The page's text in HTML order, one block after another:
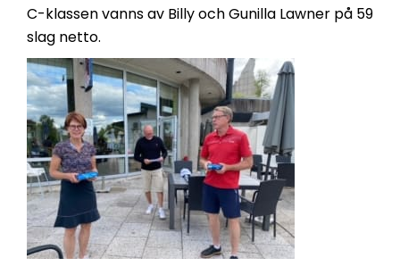
C-klassenvanns av Billy och Gunilla Lawner på 59
slag netto.